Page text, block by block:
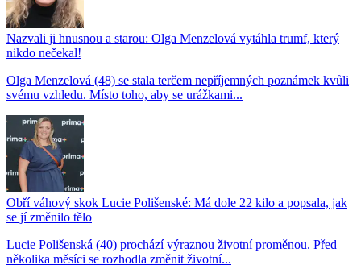
Nazvali ji hnusnou a starou: Olga Menzelová vytáhla trumf, který
nikdo nečekal!
Olga Menzelová (48) se stala terčem nepříjemných poznámek kvůli
svému vzhledu. Místo toho, aby se urážkami...
Obří váhový skok Lucie Polišenské: Má dole 22 kilo a popsala, jak
se jí změnilo tělo
Lucie Polišenská (40) prochází výraznou životní proměnou. Před
několika měsíci se rozhodla změnit životní...